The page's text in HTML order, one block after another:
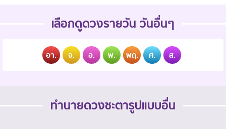
เลือกดูดวงรายวัน วันอื่นๆ
อา. จ. อ. พ. พฤ. ศ. ส.
ทำนายดวงชะตารูปแบบอื่น